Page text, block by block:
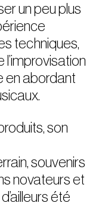
un peu plus
techniques,
l’improvisation
en abordant
son
souvenirs
novateurs et
été